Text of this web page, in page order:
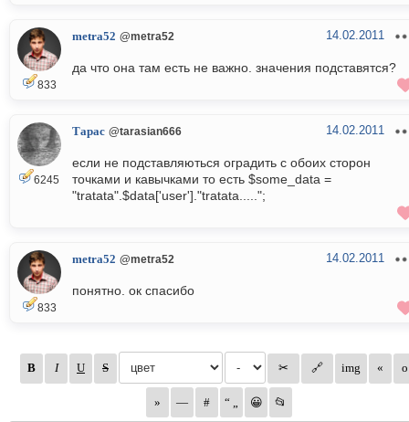
833
metra52 @metra52 14.02.2011
да что она там есть не важно. значения подставятся?
6245
Тарас @tarasian666 14.02.2011
если не подставляються оградить с обоих сторон
точками и кавычками то есть $some_data =
"tratata".$data['user']."tratata.....";
833
metra52 @metra52 14.02.2011
понятно. ок спасибо